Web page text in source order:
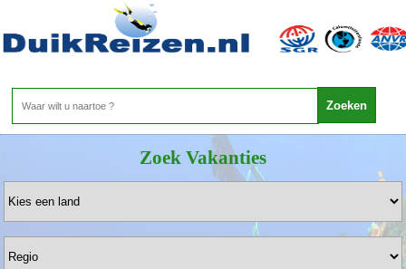
ervaring!
Bel ons gerust voor een vrijblijvende offerte 020-3415035
Zoek Vakanties